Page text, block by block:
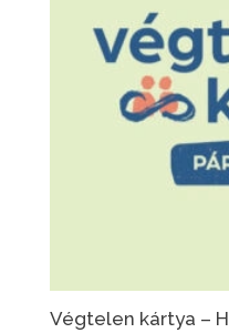
Végtelen kártya –